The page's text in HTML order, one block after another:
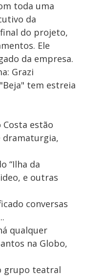
toda uma
da
do projeto,
Ele
da empresa.
Grazi
tem estreia
Costa estão
dramaturgia,
“Ilha da
e outras
conversas
qualquer
na Globo,
grupo teatral